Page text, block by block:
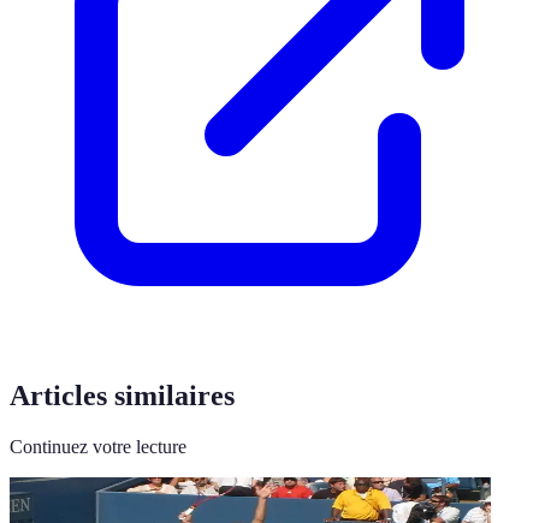
Articles similaires
Continuez votre lecture